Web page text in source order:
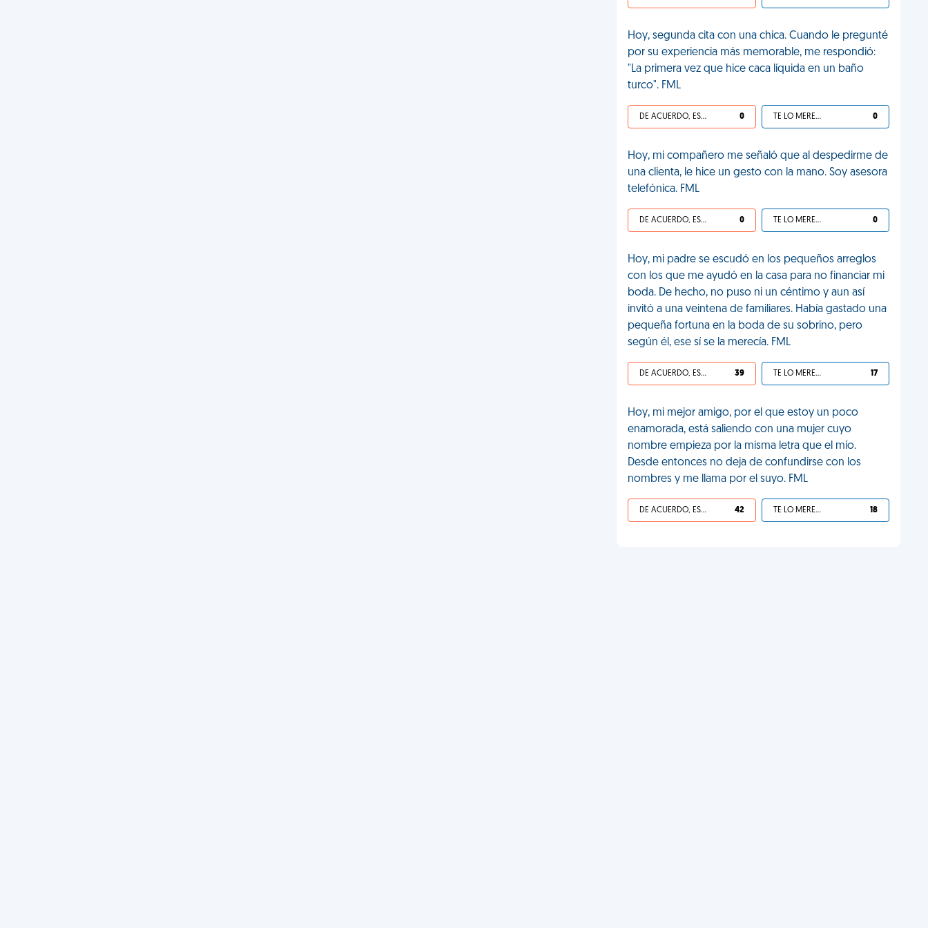
Hoy, segunda cita con una chica. Cuando le pregunté
por su experiencia más memorable, me respondió:
"La primera vez que hice caca líquida en un baño
turco". FML
DE ACUERDO, ES UNA VIDA HP 0 TE LO MERECES 0
Hoy, mi compañero me señaló que al despedirme de
una clienta, le hice un gesto con la mano. Soy asesora
telefónica. FML
DE ACUERDO, ES UNA VIDA HP 0 TE LO MERECES 0
Hoy, mi padre se escudó en los pequeños arreglos
con los que me ayudó en la casa para no financiar mi
boda. De hecho, no puso ni un céntimo y aun así
invitó a una veintena de familiares. Había gastado una
pequeña fortuna en la boda de su sobrino, pero
según él, ese sí se la merecía. FML
DE ACUERDO, ES UNA VIDA HP 39 TE LO MERECES 17
Hoy, mi mejor amigo, por el que estoy un poco
enamorada, está saliendo con una mujer cuyo
nombre empieza por la misma letra que el mío.
Desde entonces no deja de confundirse con los
nombres y me llama por el suyo. FML
DE ACUERDO, ES UNA VIDA HP 42 TE LO MERECES 18